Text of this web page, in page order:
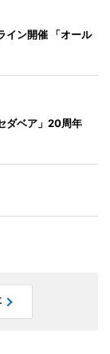
イン開催 「オール
ダベア」20周年